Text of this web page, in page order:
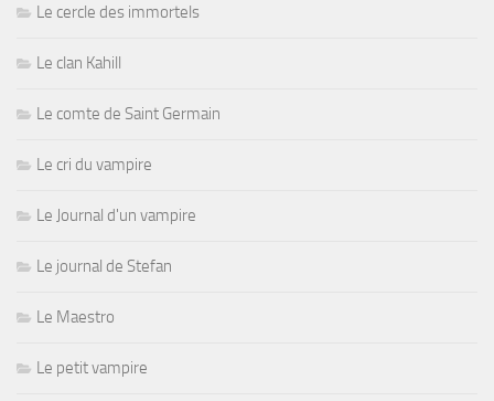
Le cercle des immortels
Le clan Kahill
Le comte de Saint Germain
Le cri du vampire
Le Journal d'un vampire
Le journal de Stefan
Le Maestro
Le petit vampire